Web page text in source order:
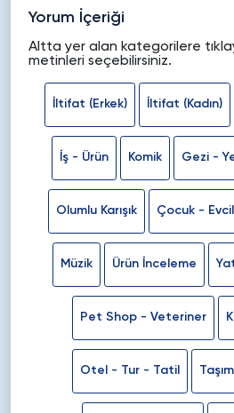
Yorum İçeriği
Altta yer alan kategorilere
metinleri seçebilirsiniz.
İltifat (Erkek) İltifat (Kadın)
İş - Ürün Komik Gezi -
Olumlu Karışık Çocuk - Evcil
Müzik Ürün İnceleme
Pet Shop - Veteriner
Otel - Tur - Tatil